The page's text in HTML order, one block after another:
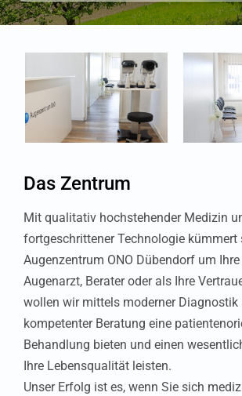
Das Zentrum
Mit qualitativ hochstehender Medizin
fortgeschrittener Technologie kümmert
Augenzentrum ONO Dübendorf um
Augenarzt, Berater oder als Ihre
wollen wir mittels moderner Diagnostik
kompetenter Beratung eine
Behandlung bieten und einen
Ihre Lebensqualität leisten.
Unser Erfolg ist es, wenn Sie sich